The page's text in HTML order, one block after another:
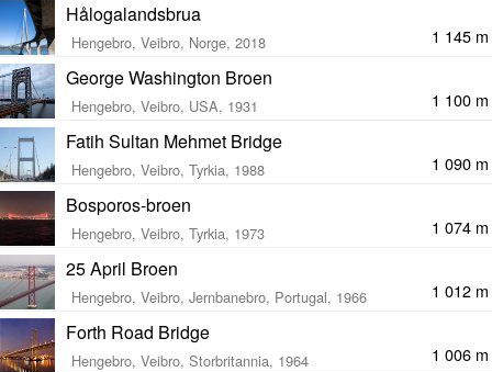
Hålogalandsbrua
Hengebro, Veibro, Norge, 2018 1 145 m
George Washington Broen
Hengebro, Veibro, USA, 1931 1 100 m
Fatih Sultan Mehmet Bridge
Hengebro, Veibro, Tyrkia, 1988 1 090 m
Bosporos-broen
Hengebro, Veibro, Tyrkia, 1973 1 074 m
25 April Broen
Hengebro, Veibro, Jernbanebro, Portugal, 1966 1 012 m
Forth Road Bridge
Hengebro, Veibro, Storbritannia, 1964 1 006 m